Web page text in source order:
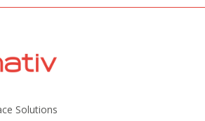
Solutions